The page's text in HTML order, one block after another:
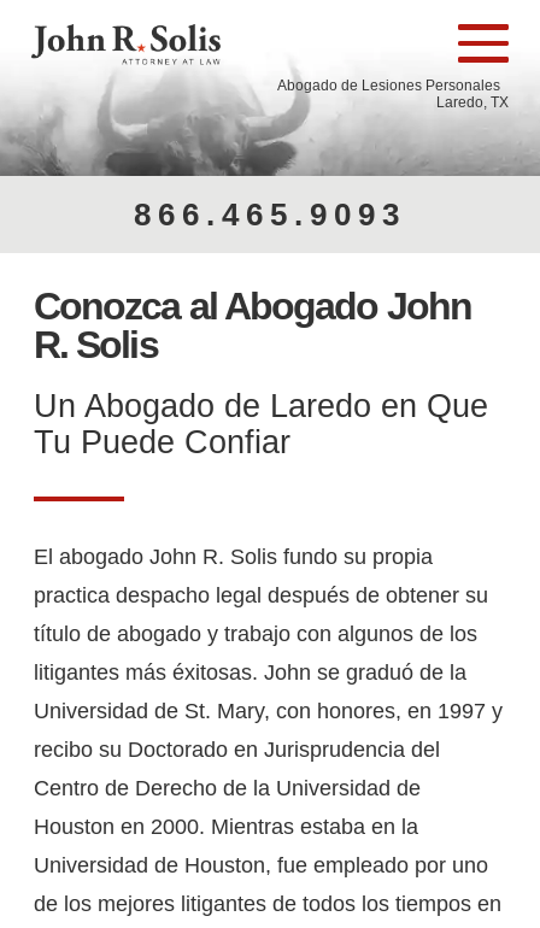
Abogado de Lesiones Personales
Laredo, TX
866.465.9093
Conozca al Abogado John
R. Solis
Un Abogado de Laredo en Que
Tu Puede Confiar
El abogado John R. Solis fundo su propia
practica despacho legal después de obtener su
título de abogado y trabajo con algunos de los
litigantes más éxitosas. John se graduó de la
Universidad de St. Mary, con honores, en 1997 y
recibo su Doctorado en Jurisprudencia del
Centro de Derecho de la Universidad de
Houston en 2000. Mientras estaba en la
Universidad de Houston, fue empleado por uno
de los mejores litigantes de todos los tiempos en